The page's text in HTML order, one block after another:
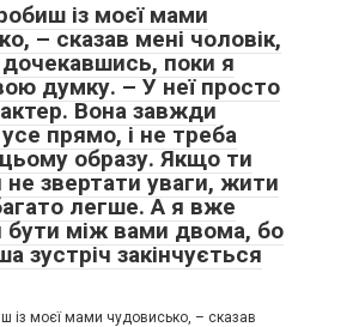
із моєї мами
– сказав мені чоловік,
дочекавшись, поки я
думку. – У неї просто
Вона завжди
прямо, і не треба
образу. Якщо ти
звертати уваги, жити
легше. А я вже
бути між вами двома, бо
зустріч закінчується
із моєї мами чудовисько, – сказав